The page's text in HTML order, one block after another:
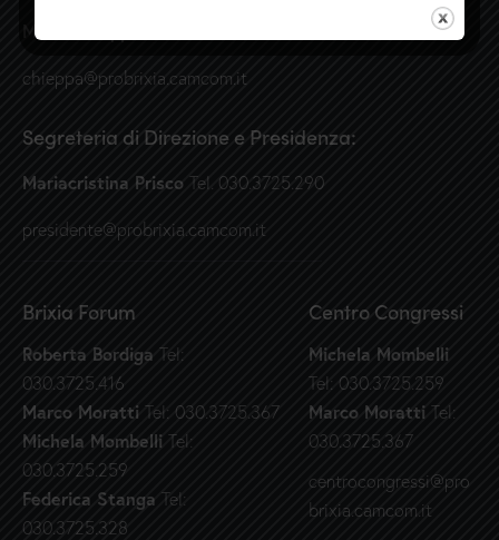
Maria Chieppa
chieppa@probrixia.camcom.it
Segreteria di Direzione e Presidenza:
Mariacristina Prisco Tel. 030.3725.290
presidente@probrixia.camcom.it
Brixia Forum
Roberta Bordiga Tel:
030.3725.416
Marco Moratti Tel: 030.3725.367
Michela Mombelli Tel:
030.3725.259
Federica Stanga Tel:
030.3725.328
Centro Congressi
Michela Mombelli
Tel: 030.3725.259
Marco Moratti Tel:
030.3725.367
centrocongressi@pro
brixia.camcom.it